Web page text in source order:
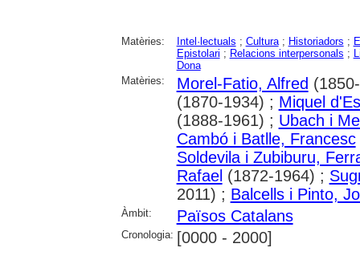
Matèries: Intel·lectuals ; Cultura; Historiadors ;
Epistolari ; Relacions interpersonals ;
Dona
Matèries:
Morel-Fatio, Alfred
(1870-1934) ; Miquel
(1888-1961) ; Ubach i
Cambó i Batlle, Francesc
Soldevila i Zubiburu,
Rafael (1872-1964) ;
2011) ; Balcells i Pinto,
Àmbit: Països Catalans
Cronologia: [0000 - 2000]